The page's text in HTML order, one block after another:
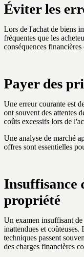
Éviter les
Lors de l'achat de biens
fréquentes que les
conséquences
Payer des
Une erreur courante est
ont souvent des attentes
coûts excessifs lors de
Une analyse de marché
offres sont essentielles
Insuffisance
propriété
Un examen insuffisant
inattendues et coûteuses.
techniques passent
des charges financières